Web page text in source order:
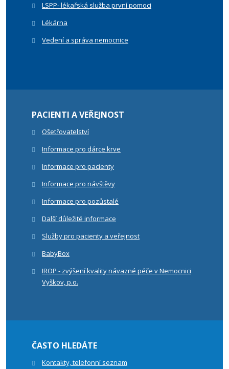
LSPP- lékařská služba první pomoci
Lékárna
Vedení a správa nemocnice
PACIENTI A VEŘEJNOST
Ošetřovatelství
Informace pro dárce krve
Informace pro pacienty
Informace pro návštěvy
Informace pro pozůstalé
Další důležité informace
Služby pro pacienty a veřejnost
BabyBox
IROP - zvýšení kvality návazné péče v Nemocnici
Vyškov, p.o.
ČASTO HLEDÁTE
Kontakty, telefonní seznam